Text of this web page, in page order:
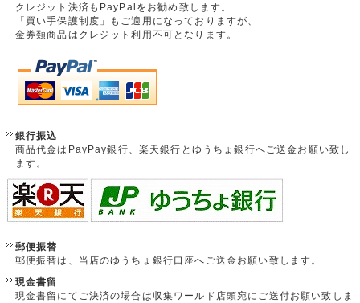
クレジット決済もPayPalをお勧め致します。
「買い手保護制度」もご適用になっておりますが、
金券類商品はクレジット利用不可となります。
銀行振込
商品代金はPayPay銀行、楽天銀行とゆうちょ銀行へご送金お願い致し
ます。
郵便振替
郵便振替は、当店のゆうちょ銀行口座へご送金お願い致します。
現金書留
現金書留にてご決済の場合は収集ワールド店頭宛にご送付お願い致しま